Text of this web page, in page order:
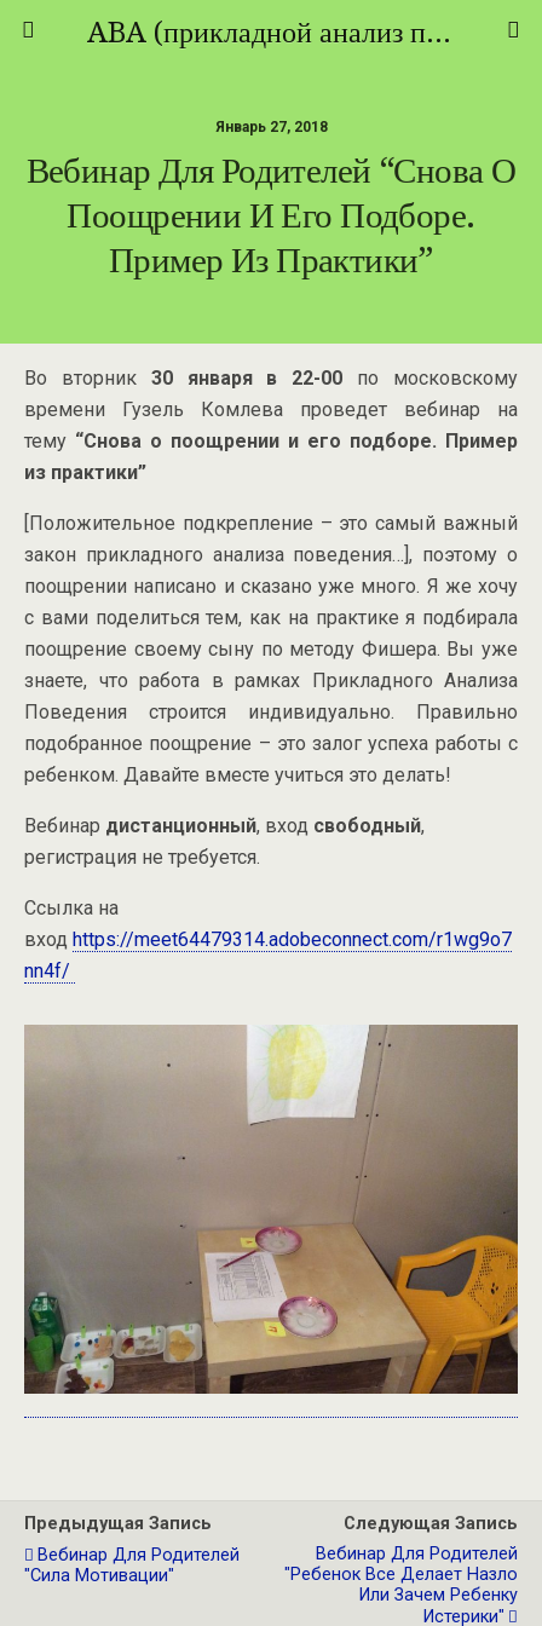
ABA (прикладной анализ поведения) - ТЕОРИЯ И ПРАКТИКА
Январь 27, 2018
Вебинар Для Родителей “Снова О
Поощрении И Его Подборе.
Пример Из Практики”
Во вторник 30 января в 22-00 по московскому
времени Гузель Комлева проведет вебинар на
тему “Снова о поощрении и его подборе. Пример
из практики”
[Положительное подкрепление – это самый важный
закон прикладного анализа поведения…], поэтому о
поощрении написано и сказано уже много. Я же хочу
с вами поделиться тем, как на практике я подбирала
поощрение своему сыну по методу Фишера. Вы уже
знаете, что работа в рамках Прикладного Анализа
Поведения строится индивидуально. Правильно
подобранное поощрение – это залог успеха работы с
ребенком. Давайте вместе учиться это делать!
Вебинар дистанционный, вход свободный,
регистрация не требуется.
Ссылка на
вход https://meet64479314.adobeconnect.com/r1wg9o7
nn4f/
Предыдущая Запись
Вебинар Для Родителей
"Сила Мотивации"
Следующая Запись
Вебинар Для Родителей
"Ребенок Все Делает Назло
Или Зачем Ребенку
Истерики"